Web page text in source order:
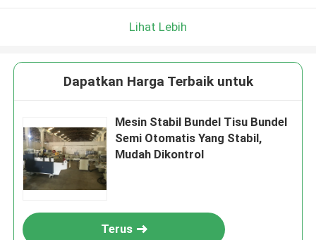
Lihat Lebih
Dapatkan Harga Terbaik untuk
Mesin Stabil Bundel Tisu Bundel
Semi Otomatis Yang Stabil,
Mudah Dikontrol
Terus